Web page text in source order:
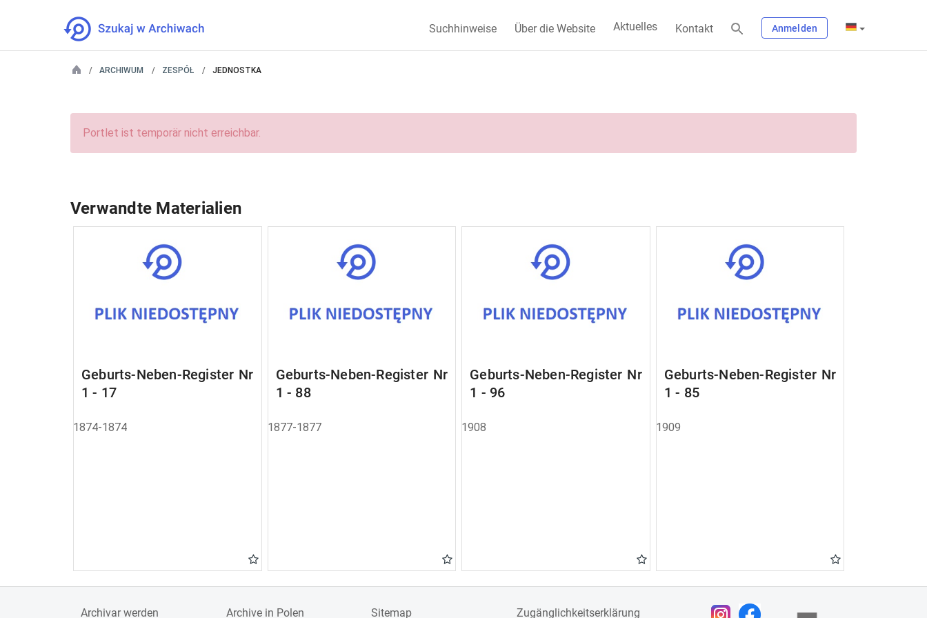
Suchhinweise Über die Website Aktuelles Kontakt Anmelden
ARCHIWUM ZESPÓŁ JEDNOSTKA
Portlet ist temporär nicht erreichbar.
Verwandte Materialien
Geburts-Neben-Register Nr
1 - 17
1874-1874
Geburts-Neben-Register Nr
1 - 88
1877-1877
Geburts-Neben-Register Nr
1 - 96
1908
Geburts-Neben-Register Nr
1 - 85
1909
Archivar werden Archive in Polen Sitemap Zugänglichkeitserklärung